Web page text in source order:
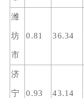
潍
坊
市
0.81 36.34
济
宁 0.93 43.14